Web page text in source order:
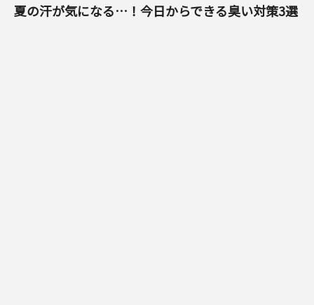
夏の汗が気になる…！今日からできる臭い対策3選